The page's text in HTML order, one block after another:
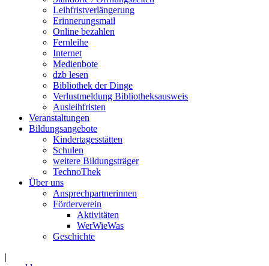
Leihfristverlängerung
Erinnerungsmail
Online bezahlen
Fernleihe
Internet
Medienbote
dzb lesen
Bibliothek der Dinge
Verlustmeldung Bibliotheksausweis
Ausleihfristen
Veranstaltungen
Bildungsangebote
Kindertagesstätten
Schulen
weitere Bildungsträger
TechnoThek
Über uns
Ansprechpartnerinnen
Förderverein
Aktivitäten
WerWieWas
Geschichte
|